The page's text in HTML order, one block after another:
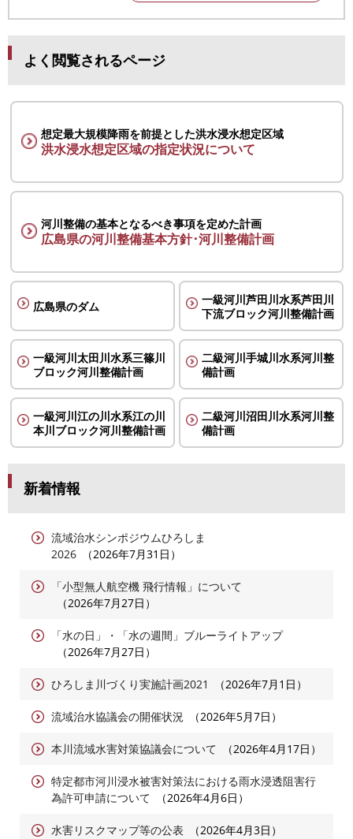
よく閲覧されるページ
想定最大規模降雨を前提とした洪水浸水想定区域
洪水浸水想定区域の指定状況について
河川整備の基本となるべき事項を定めた計画
広島県の河川整備基本方針･河川整備計画
広島県のダム
一級河川芦田川水系芦田川
下流ブロック河川整備計画
一級河川太田川水系三篠川
ブロック河川整備計画
二級河川手城川水系河川整
備計画
一級河川江の川水系江の川
本川ブロック河川整備計画
二級河川沼田川水系河川整
備計画
新着情報
流域治水シンポジウムひろしま
2026
2026年7月31日
「小型無人航空機 飛行情報」について
2026年7月27日
「水の日」・「水の週間」ブルーライトアップ
2026年7月27日
ひろしま川づくり実施計画2021 2026年7月1日
流域治水協議会の開催状況 2026年5月7日
本川流域水害対策協議会について 2026年4月17日
特定都市河川浸水被害対策法における雨水浸透阻害行
為許可申請について
2026年4月6日
水害リスクマップ等の公表 2026年4月3日